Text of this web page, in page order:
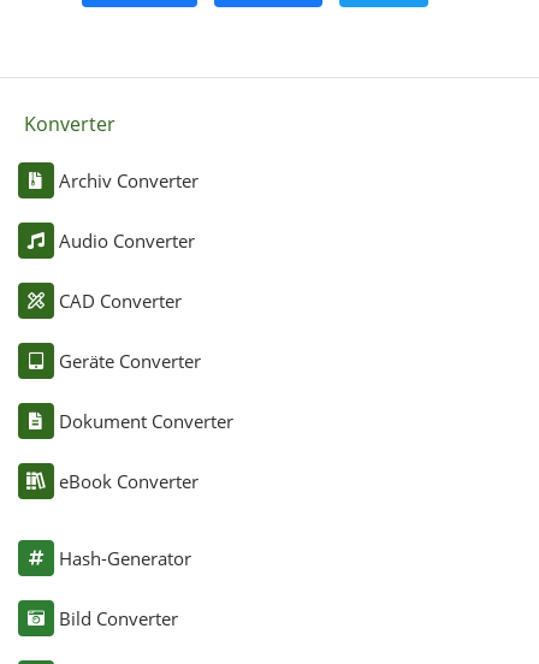
Konverter
Archiv Converter
Audio Converter
CAD Converter
Geräte Converter
Dokument Converter
eBook Converter
Hash-Generator
Bild Converter